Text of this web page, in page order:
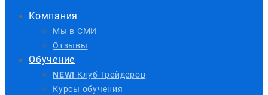
Компания
Мы в СМИ
Отзывы
Обучение
NEW! Клуб Трейдеров
Курсы обучения